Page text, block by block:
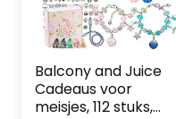
Balcony and Juice
Cadeaus voor
meisjes, 112 stuks,